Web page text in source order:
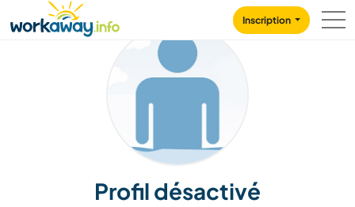
CONTENT
MAIN NAVIGATION
Inscription
Profil désactivé